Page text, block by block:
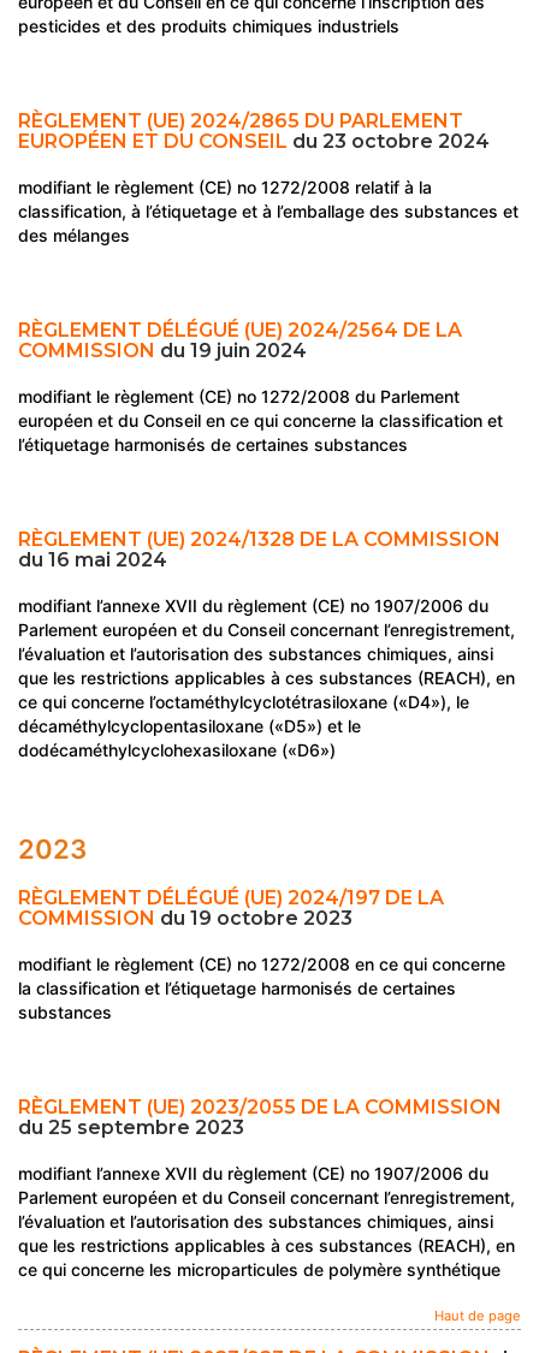
pesticides et des produits chimiques industriels
RÈGLEMENT (UE) 2024/2865 DU PARLEMENT
EUROPÉEN ET DU CONSEIL du 23 octobre 2024
modifiant le règlement (CE) no 1272/2008 relatif à la
classification, à l’étiquetage et à l’emballage des substances et
des mélanges
RÈGLEMENT DÉLÉGUÉ (UE) 2024/2564 DE LA
COMMISSION du 19 juin 2024
modifiant le règlement (CE) no 1272/2008 du Parlement
européen et du Conseil en ce qui concerne la classification et
l’étiquetage harmonisés de certaines substances
RÈGLEMENT (UE) 2024/1328 DE LA COMMISSION
du 16 mai 2024
modifiant l’annexe XVII du règlement (CE) no 1907/2006 du
Parlement européen et du Conseil concernant l’enregistrement,
l’évaluation et l’autorisation des substances chimiques, ainsi
que les restrictions applicables à ces substances (REACH), en
ce qui concerne l’octaméthylcyclotétrasiloxane («D4»), le
décaméthylcyclopentasiloxane («D5») et le
dodécaméthylcyclohexasiloxane («D6»)
2023
RÈGLEMENT DÉLÉGUÉ (UE) 2024/197 DE LA
COMMISSION du 19 octobre 2023
modifiant le règlement (CE) no 1272/2008 en ce qui concerne
la classification et l’étiquetage harmonisés de certaines
substances
RÈGLEMENT (UE) 2023/2055 DE LA COMMISSION
du 25 septembre 2023
modifiant l’annexe XVII du règlement (CE) no 1907/2006 du
Parlement européen et du Conseil concernant l’enregistrement,
l’évaluation et l’autorisation des substances chimiques, ainsi
que les restrictions applicables à ces substances (REACH), en
ce qui concerne les microparticules de polymère synthétique
Haut de page